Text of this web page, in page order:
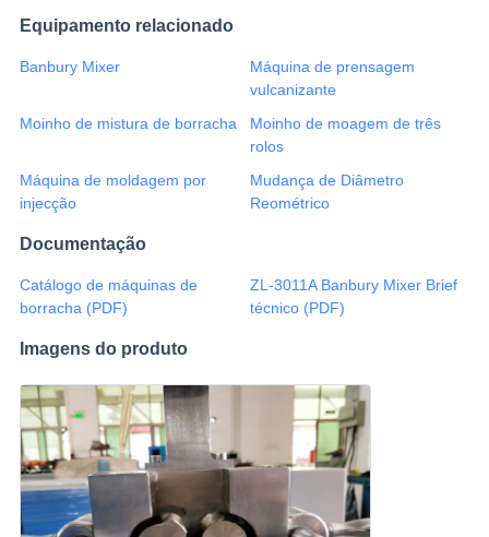
Equipamento relacionado
Banbury Mixer
Máquina de prensagem
vulcanizante
Moinho de mistura de borracha
Moinho de moagem de três
rolos
Máquina de moldagem por
injecção
Mudança de Diâmetro
Reométrico
Documentação
Catálogo de máquinas de
borracha (PDF)
ZL-3011A Banbury Mixer Brief
técnico (PDF)
Imagens do produto